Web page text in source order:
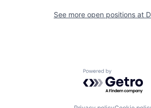
See more open positions at
Powered by